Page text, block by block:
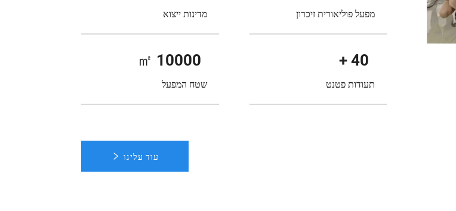
מפעל פוליאורית זיכרון מדינות ייצוא
40
+
תעודות פטנט
10000
שטח המפעל
עוד עלינו